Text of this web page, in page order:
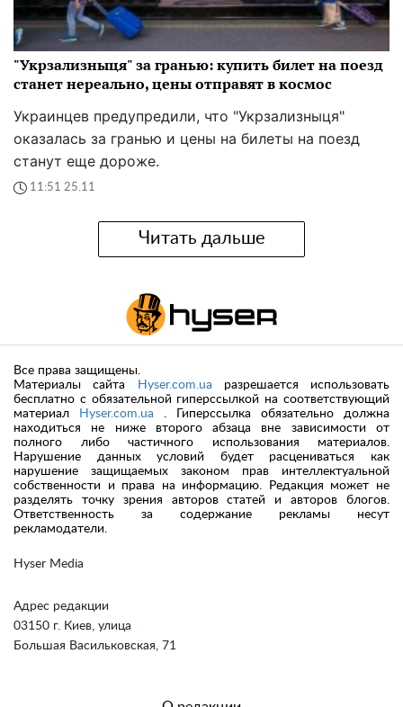
"Укрзализныця" за гранью: купить билет на поезд
станет нереально, цены отправят в космос
Украинцев предупредили, что "Укрзализныця"
оказалась за гранью и цены на билеты на поезд
станут еще дороже.
11:51 25.11
Читать дальше
Hyser Media
Адрес редакции
03150 г. Киев, улица
Большая Васильковская, 71
Все права защищены.
Материалы сайта
Hyser.com.ua разрешается использовать
бесплатно с обязательной гиперссылкой на соответствующий
материал
Hyser.com.ua . Гиперссылка обязательно должна
находиться не ниже второго абзаца вне зависимости от
полного либо частичного использования материалов.
Нарушение данных условий будет расцениваться как
нарушение защищаемых законом прав интеллектуальной
собственности и права на информацию. Редакция может не
разделять точку зрения авторов статей и авторов блогов.
Ответственность за содержание рекламы несут
рекламодатели.